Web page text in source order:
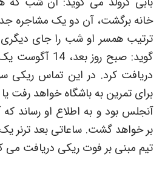
خانه برگشت، آن دو یک مشاجره
ترتیب همسر او شب را جای دیگری
گوید: صبح روز
دریافت کرد. در این تماس ریکی
برای تمرین به باشگاه خواهد رفت
آنجلس بود و به اطلاع او رساند که
بر خواهد گشت. ساعاتی بعد ترنر
تیم مبنی بر فوت ریکی دریافت می